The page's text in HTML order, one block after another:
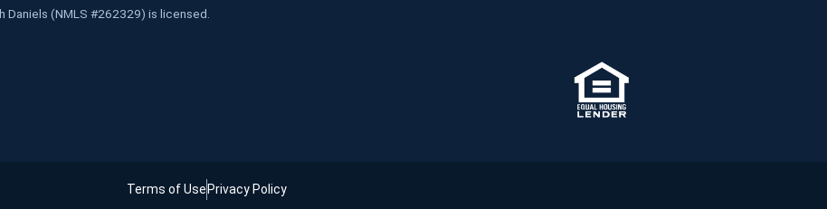
(NMLS #262329) is licensed.
Terms of Use Privacy Policy